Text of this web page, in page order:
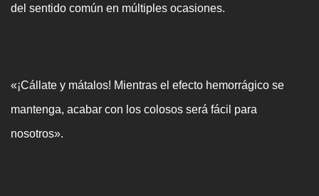
del sentido común en múltiples ocasiones.
«¡Cállate y mátalos! Mientras el efecto hemorrágico se
mantenga, acabar con los colosos será fácil para
nosotros».